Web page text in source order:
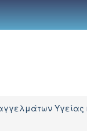
Υγείας